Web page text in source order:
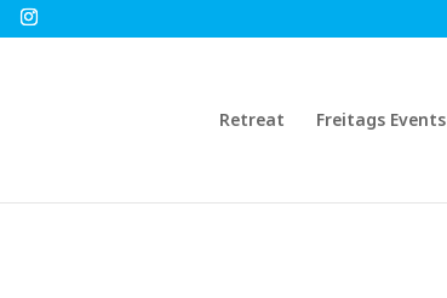
Retreat Freitags Events